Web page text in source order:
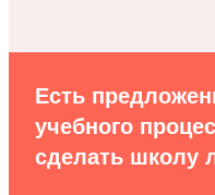
Есть
учебного
сделать школу